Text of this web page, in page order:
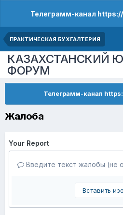
Телеграмм-канал
ПРАКТИЧЕСКАЯ БУХГАЛТЕРИЯ
КАЗАХСТАНСКИЙ
ФОРУМ
Телеграмм-канал
Жалоба
Your Report
Введите текст жалобы (не
Вставить